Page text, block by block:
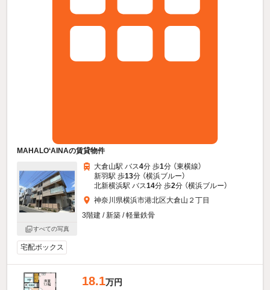
MAHALO‘AINAの賃貸物件
すべての写真
大倉山駅 バス4分 歩1分 （東横線）
新羽駅 歩13分 （横浜ブルー）
北新横浜駅 バス14分 歩2分 （横浜ブルー）
神奈川県横浜市港北区大倉山２丁目
3階建 / 新築 / 軽量鉄骨
宅配ボックス
18.1万円